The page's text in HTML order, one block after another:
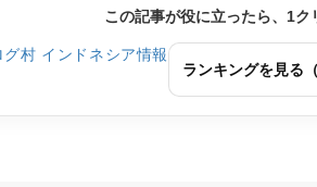
この記事が役に立ったら、1
ランキングを見る（